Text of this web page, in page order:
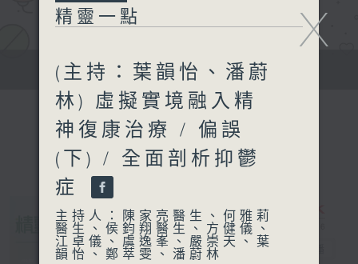
提供實用醫療健康資訊
精靈一點
X
精靈一點
(主持：葉韻怡、潘蔚
林) 虛擬實境融入精
神復康治療 / 偏誤
(下) / 全面剖析抑鬱
症
主持人：陳家亮醫生、何雅莉
醫生、侯鈞翔醫生、方健儀、
江卓儀、虞逸峯、嚴崇天、葉
韻怡、鄭萃雯、潘蔚林